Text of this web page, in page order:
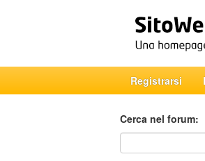
Registrarsi
Cerca nel forum:
Cerca nel forum